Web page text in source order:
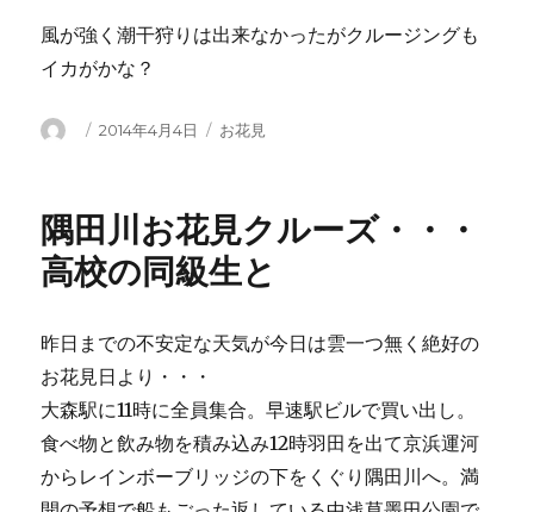
風が強く潮干狩りは出来なかったがクルージングも
イカがかな？
投 投
2014年4月4日
カ
ー
お花見
隅田川お花見クルーズ・・・
高校の同級生と
昨日までの不安定な天気が今日は雲一つ無く絶好の
お花見日より・・・
大森駅に11時に全員集合。早速駅ビルで買い出し。
食べ物と飲み物を積み込み12時羽田を出て京浜運河
からレインボーブリッジの下をくぐり隅田川へ。満